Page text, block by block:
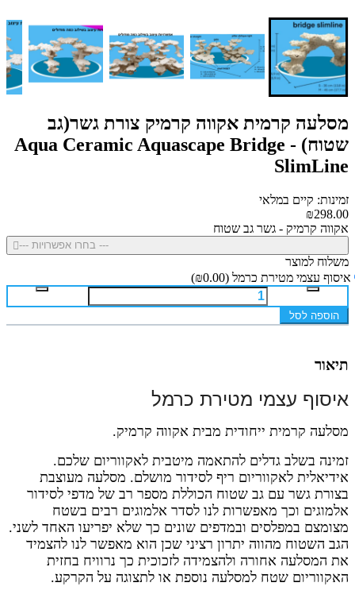
מסלעה קרמית אקווה קרמיק צורת גשר(גב
שטוח) - Aqua Ceramic Aquascape Bridge
SlimLine
זמינות: קיים במלאי
₪298.00
אקווה קרמיק - גשר גב שטוח
--- בחרו אפשרויות ---
משלוח למוצר
איסוף עצמי מטירת כרמל (₪0.00)
הוספה לסל
תיאור
איסוף עצמי מטירת כרמל
מסלעה קרמית ייחודית מבית אקווה קרמיק.
זמינה בשלב גדלים להתאמה מיטבית לאקווריום שלכם.
אידיאלית לאקווריום ריף לסידור מושלם. מסלעה מעוצבת
בצורת גשר עם גב שטוח הכוללת מספר רב של מדפי לסידור
אלמוגים וכך מאפשרות לנו לסדר אלמוגים רבים בשטח
מצומצם במפלסים ובמדפים שונים כך שלא יפריעו האחד לשני.
הגב השטוח מהווה יתרון רציני שכן הוא מאפשר לנו להצמיד
את המסלעה אחורה ולהצמידה לזכוכית כך נרוויח בחזית
האקווריום שטח למסלעה נוספת או לתצוגה על הקרקע.